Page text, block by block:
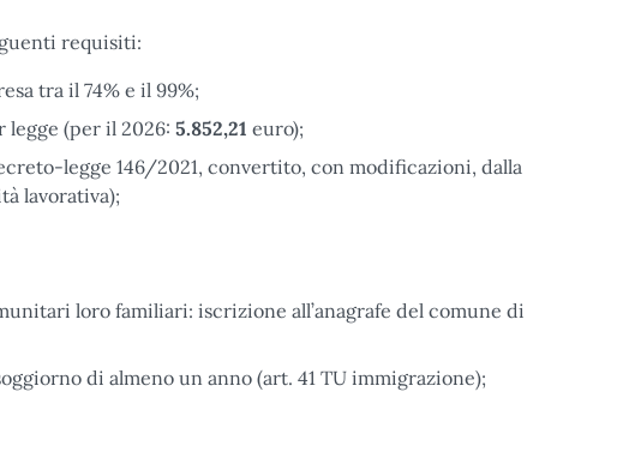
requisiti:
tra il 74% e il 99%;
legge (per il 2026: 5.852,21 euro);
legge 146/2021, convertito, con modificazioni, dalla
lavorativa);
loro familiari: iscrizione all’anagrafe del comune di
di almeno un anno (art. 41 TU immigrazione);